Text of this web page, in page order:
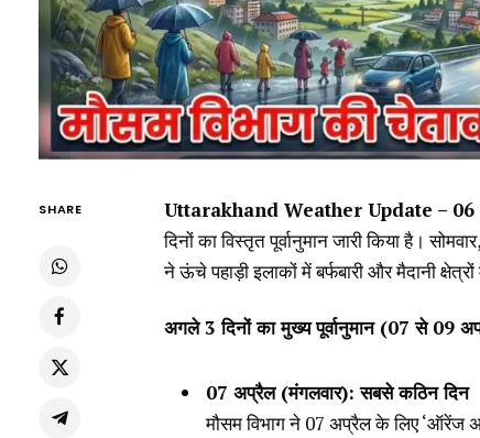
SHARE Uttarakhand Weather Update – 06
दिनों का विस्तृत पूर्वानुमान जारी किया है।
ने ऊंचे पहाड़ी इलाकों में बर्फबारी और मैदानी
अगले 3 दिनों का मुख्य पूर्वानुमान (07 से 09
07 अप्रैल (मंगलवार): सबसे कठिन दिन
मौसम विभाग ने 07 अप्रैल के लिए ‘ऑरेंज